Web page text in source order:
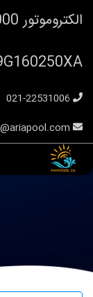
الکتروموتور 3000 دور ایتال موتورز مدل 9G160250XA